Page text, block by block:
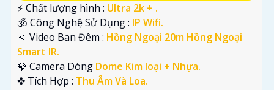
️⚡ Chất lượng hình : Ultra 2k + .
🕉️ Công Nghệ Sử Dụng : IP Wifi.
🔅 Video Ban Đêm : Hồng Ngoại 20m Hồng Ngoại
Smart IR.
💎 Camera Dòng Dome Kim loại + Nhựa.
️✤ Tích Hợp : Thu Âm Và Loa.